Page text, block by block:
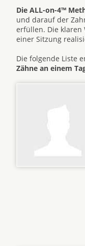
Die ALL-on-4™
und darauf der
erfüllen. Die klaren
einer Sitzung
Die folgende Liste
Zähne an einem